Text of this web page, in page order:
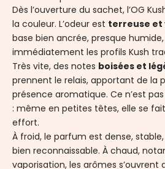
Dès l’ouverture du sachet, l’OG
la couleur. L’odeur est terreuse et
base bien ancrée, presque
immédiatement les profils Kush
Très vite, des notes boisées et
prennent le relais, apportant de la
présence aromatique. Ce n’est
: même en petites têtes, elle se
effort.
À froid, le parfum est dense,
bien reconnaissable. À chaud,
vaporisation, les arômes s’ouvrent